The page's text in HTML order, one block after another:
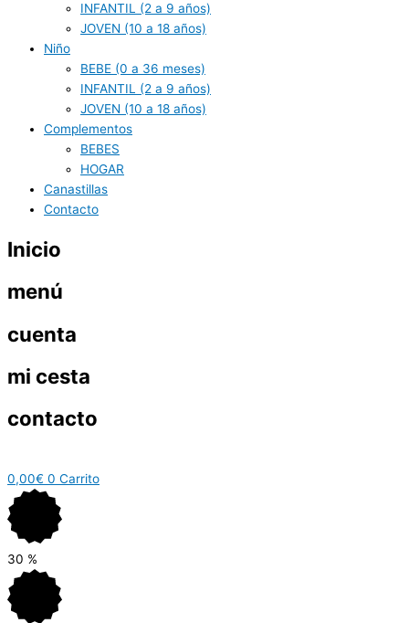
INFANTIL (2 a 9 años)
JOVEN (10 a 18 años)
Niño
BEBE (0 a 36 meses)
INFANTIL (2 a 9 años)
JOVEN (10 a 18 años)
Complementos
BEBES
HOGAR
Canastillas
Contacto
Inicio
menú
cuenta
mi cesta
contacto
0,00€ 0 Carrito
30 %